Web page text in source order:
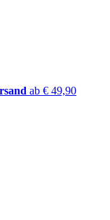
ab € 49,90